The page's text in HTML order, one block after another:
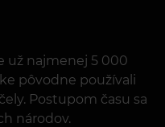
už najmenej 5 000
pôvodne používali
Postupom času sa
národov.